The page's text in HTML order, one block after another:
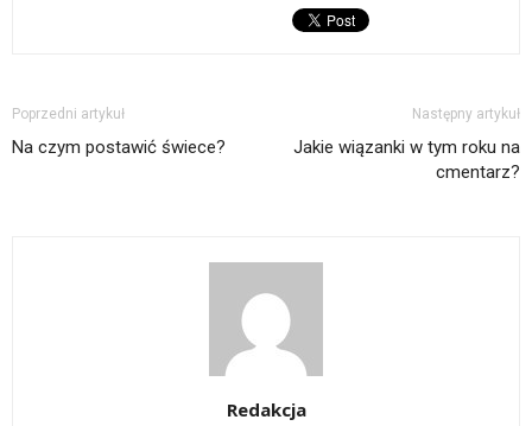
Poprzedni artykuł
Na czym postawić świece?
Następny artykuł
Jakie wiązanki w tym roku na
cmentarz?
Redakcja